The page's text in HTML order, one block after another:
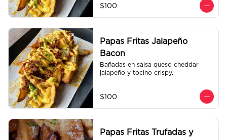
$100
Papas Fritas Jalapeño
Bacon
Bañadas en salsa queso cheddar
jalapeño y tocino crispy.
$100
Papas Fritas Trufadas y